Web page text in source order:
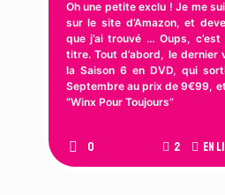
Oh une petite exclu ! Je me
sur le site d’Amazon, et
que j’ai trouvé … Oups,
titre. Tout d’abord, le dernier
la Saison 6 en DVD, qui
Septembre au prix de 9€99,
“Winx Pour Toujours”
0 2 En